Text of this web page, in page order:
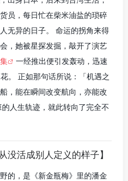
员，每日忙在柴米油盐的琐碎
无异的日子。 命运的拐角来得
，她被星探发掘，敲开了演艺
一经推出便引发轰动，迅速
。 正如那句话所说：「机遇之
，能在瞬间改变航向，亦能改
人生轨迹，就此转向了完全不
没活成别人定义的样子】
的，是《新金瓶梅》里的潘金